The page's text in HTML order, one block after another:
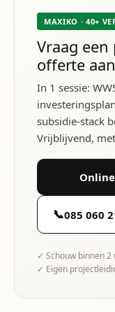
MAXIKO · 40+
Vraag
offerte aan
In 1 sessie:
subsidie-stack
Vrijblijvend,
📞085 060
✓ Schouw binnen 2
✓ Eigen